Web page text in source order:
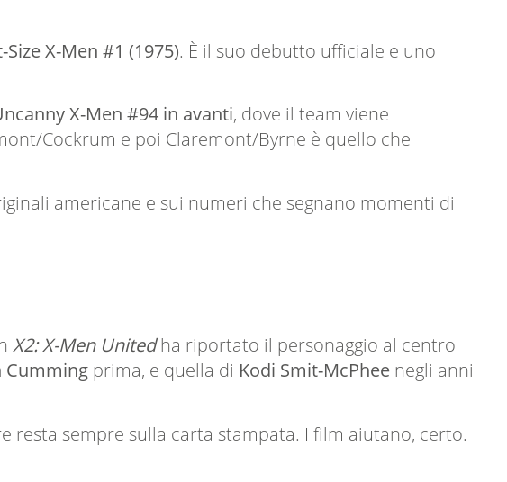
Size X-Men #1 (1975). È il suo debutto ufficiale e uno
X-Men #94 in avanti, dove il team viene
Cockrum e poi Claremont/Byrne è quello che
americane e sui numeri che segnano momenti di
X2: X-Men Unitedha riportato il personaggio al centro
Cumming prima, e quella di Kodi Smit-McPhee negli anni
sempre sulla carta stampata. I film aiutano, certo.